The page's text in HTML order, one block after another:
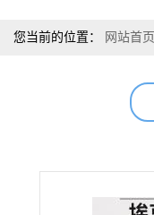
您当前的位置： 网站首页